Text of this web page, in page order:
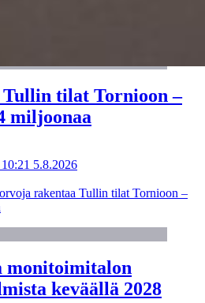
tilat Tornioon –
miljoonaa
5.8.2026
rakentaa Tullin tilat Tornioon –
monitoimitalon
keväällä 2028